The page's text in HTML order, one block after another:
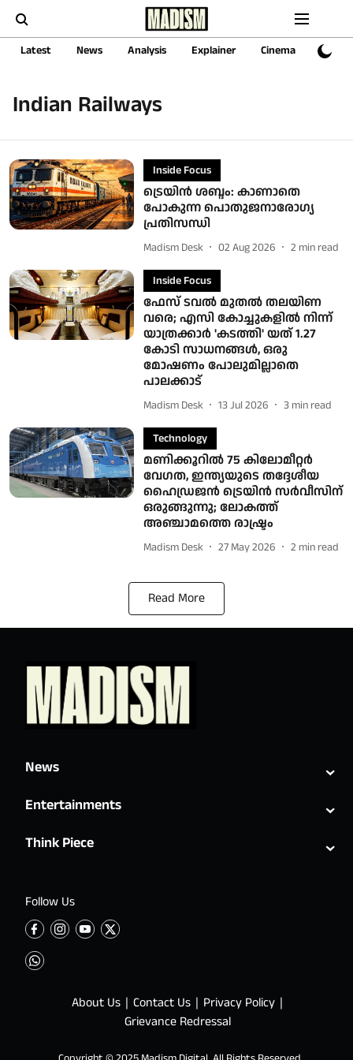
Latest News Analysis Explainer Cinema Sports
Indian Railways
Inside Focus
ട്രെയിൻ ശബ്ദം: കാണാതെ
പോകുന്ന പൊതുജനാരോഗ്യ
പ്രതിസന്ധി
Madism Desk 02 Aug 2026 2 min read
Inside Focus
ഫേസ് ടവല്‍ മുതല്‍ തലയിണ
വരെ; എസി കോച്ചുകളില്‍ നിന്ന്
യാത്രക്കാര്‍ 'കടത്തി' യത് 1.27
കോടി സാധനങ്ങള്‍, ഒരു
മോഷണം പോലുമില്ലാതെ
പാലക്കാട്
Madism Desk 13 Jul 2026 3 min read
Technology
മണിക്കൂറില്‍ 75 കിലോമീറ്റര്‍
വേഗത, ഇന്ത്യയുടെ തദ്ദേശീയ
ഹൈഡ്രജന്‍ ട്രെയിന്‍ സര്‍വീസിന്
ഒരുങ്ങുന്നു; ലോകത്ത്
അഞ്ചാമത്തെ രാഷ്ട്രം
Madism Desk 27 May 2026 2 min read
Read More
Follow Us
News ⌄
Entertainments ⌄
Think Piece ⌄
About Us Contact Us
Privacy Policy
Grievance Redressal